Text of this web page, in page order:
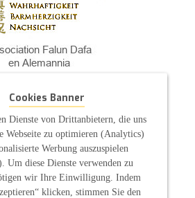
Cookies Banner
Dienste von Drittanbietern, die uns
Webseite zu optimieren (Analytics)
Werbung auszuspielen
Um diese Dienste verwenden zu
wir Ihre Einwilligung. Indem
klicken, stimmen Sie den